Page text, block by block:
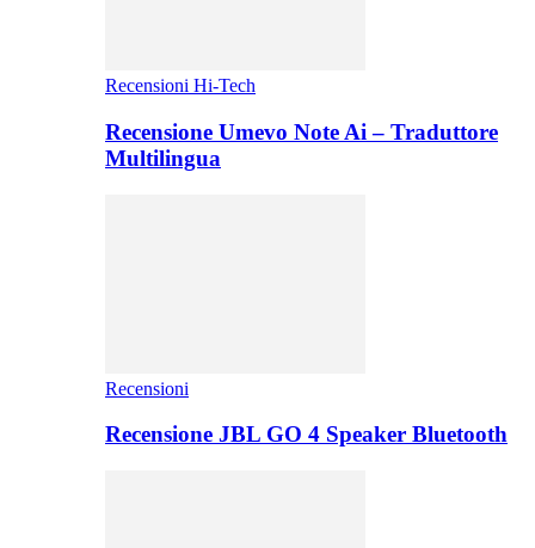
Recensioni Hi-Tech
Recensione Umevo Note Ai – Traduttore
Multilingua
Recensioni
Recensione JBL GO 4 Speaker Bluetooth